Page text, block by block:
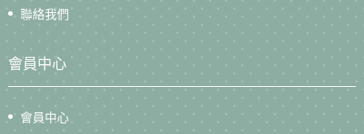
聯絡我們
會員中心
會員中心